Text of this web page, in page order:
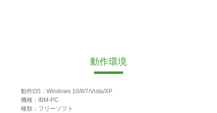
動作環境
動作OS：Windows 10/8/7/Vista/XP
機種：IBM-PC
種類：フリーソフト